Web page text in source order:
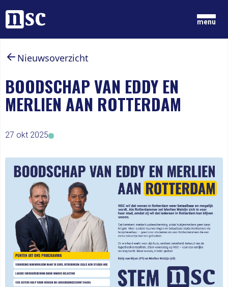
Home
menu
GRONDGEDACHTEN
ONZE MENSEN
DOCUMENTEN
PARTIJ
LID WORDEN
Nieuwsoverzicht
BOODSCHAP VAN EDDY EN
MERLIEN AAN ROTTERDAM
27 okt 2025